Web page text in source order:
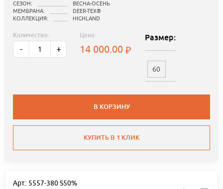
СЕЗОН:
ВЕСНА-ОСЕНЬ
МЕМБРАНА:
DEER-TEX®
КОЛЛЕКЦИЯ:
HIGHLAND
Количество:
- +
Цена:
14 000.00
Размер:
60
В КОРЗИНУ
КУПИТЬ В 1 КЛИК
Арт.: 5557-380 S50%